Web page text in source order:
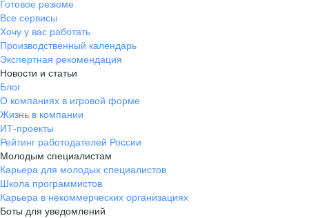
Готовое резюме
Все сервисы
Хочу у вас работать
Производственный календарь
Экспертная рекомендация
Новости и статьи
Блог
О компаниях в игровой форме
Жизнь в компании
ИТ-проекты
Рейтинг работодателей России
Молодым специалистам
Карьера для молодых специалистов
Школа программистов
Карьера в некоммерческих организациях
Боты для уведомлений